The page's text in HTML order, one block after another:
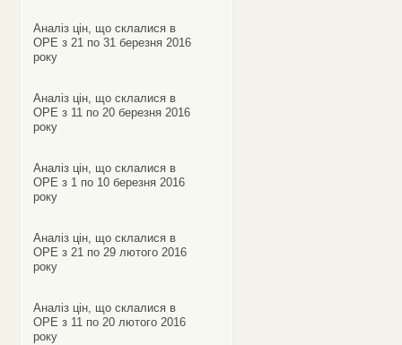
Аналіз цін, що склалися в
ОРЕ з 21 по 31 березня 2016
року
Аналіз цін, що склалися в
ОРЕ з 11 по 20 березня 2016
року
Аналіз цін, що склалися в
ОРЕ з 1 по 10 березня 2016
року
Аналіз цін, що склалися в
ОРЕ з 21 по 29 лютого 2016
року
Аналіз цін, що склалися в
ОРЕ з 11 по 20 лютого 2016
року